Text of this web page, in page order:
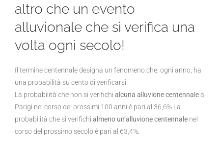
altro che un evento
alluvionale che si verifica una
volta ogni secolo!
Il termine centennale designa un fenomeno che, ogni anno, ha
una probabilità su cento di verificarsi.
La probabilità che non si verifichi alcuna alluvione centennalea
Parigi nel corso dei prossimi 100 anni è pari al 36,6% La
probabilità che si verifichi almeno un’alluvione centennalenel
corso del prossimo secolo è pari al 63,4%.